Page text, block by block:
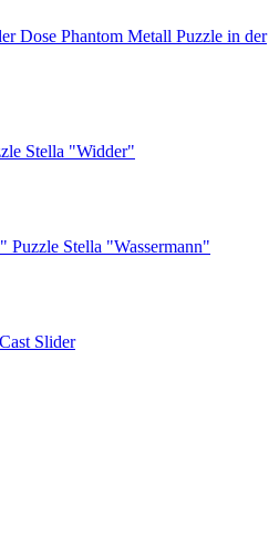
Phantom Metall Puzzle in der
Stella "Widder"
Puzzle Stella "Wassermann"
Slider